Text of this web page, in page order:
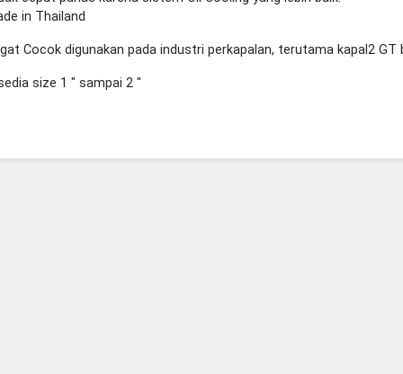
in Thailand
Cocok digunakan pada industri perkapalan, terutama kapal2 GT
size 1 " sampai 2 "